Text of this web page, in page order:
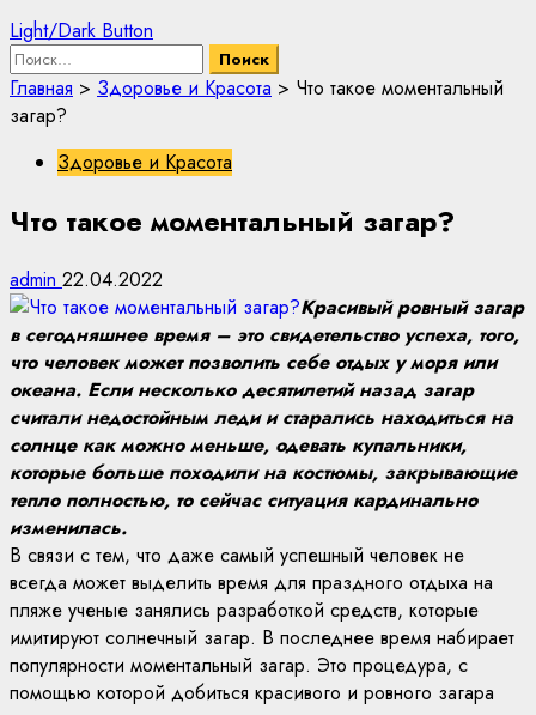
Light/Dark Button
Найти:
Главная > Здоровье и Красота > Что такое моментальный
загар?
Здоровье и Красота
Что такое моментальный загар?
admin 22.04.2022
Красивый ровный загар
в сегодняшнее время – это свидетельство успеха, того,
что человек может позволить себе отдых у моря или
океана. Если несколько десятилетий назад загар
считали недостойным леди и старались находиться на
солнце как можно меньше, одевать купальники,
которые больше походили на костюмы, закрывающие
тепло полностью, то сейчас ситуация кардинально
изменилась.
В связи с тем, что даже самый успешный человек не
всегда может выделить время для праздного отдыха на
пляже ученые занялись разработкой средств, которые
имитируют солнечный загар. В последнее время набирает
популярности моментальный загар. Это процедура, с
помощью которой добиться красивого и ровного загара